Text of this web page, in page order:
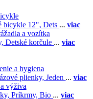
bicykle 12", Dets ... viac
a vozítka
Detské korčule ... viac
a hygiena
plienky, Jeden ... viac
výživa
Príkrmy, Bio ... viac